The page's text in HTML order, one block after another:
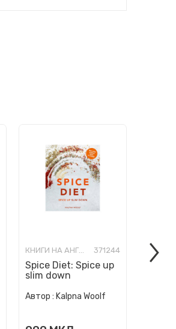
КНИГИ НА АНГЛИСКИ ЈАЗИК 371244
Spice Diet: Spice up
slim down
Автор : Kalpna Woolf
How